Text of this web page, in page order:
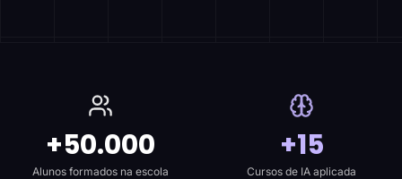
+50.000
Alunos formados na escola
+15
Cursos de IA aplicada